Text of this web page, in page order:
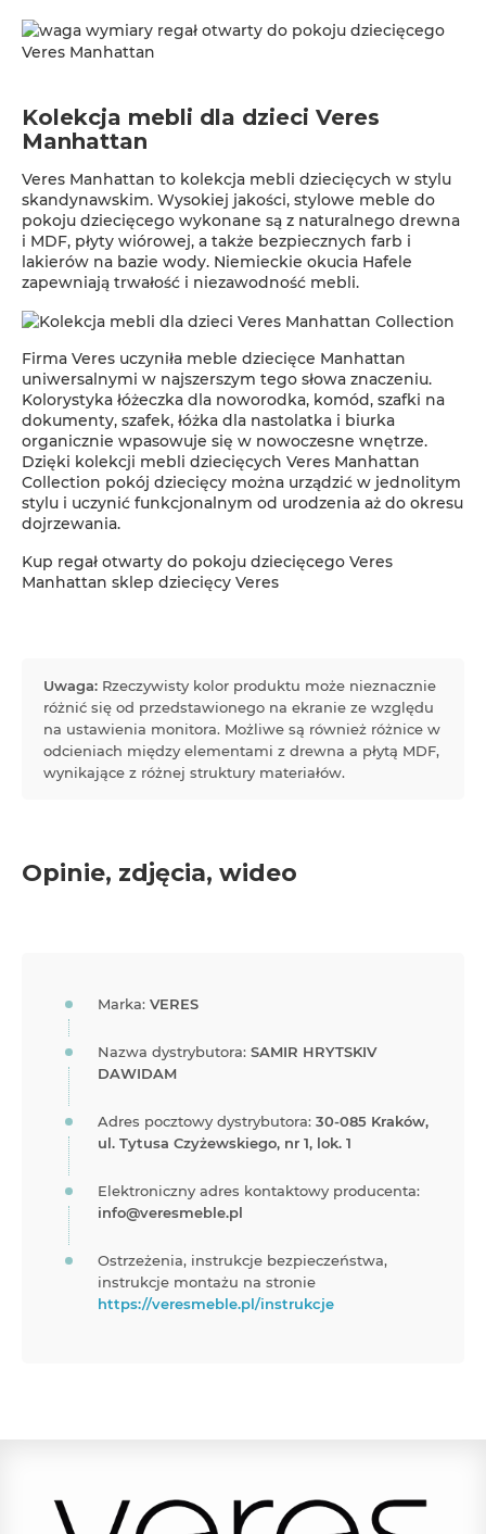
Kolekcja mebli dla dzieci Veres
Manhattan
Veres Manhattan to kolekcja mebli dziecięcych w stylu
skandynawskim. Wysokiej jakości, stylowe meble do
pokoju dziecięcego wykonane są z naturalnego drewna
i MDF, płyty wiórowej, a także bezpiecznych farb i
lakierów na bazie wody. Niemieckie okucia Hafele
zapewniają trwałość i niezawodność mebli.
Firma Veres uczyniła meble dziecięce Manhattan
uniwersalnymi w najszerszym tego słowa znaczeniu.
Kolorystyka łóżeczka dla noworodka, komód, szafki na
dokumenty, szafek, łóżka dla nastolatka i biurka
organicznie wpasowuje się w nowoczesne wnętrze.
Dzięki kolekcji mebli dziecięcych Veres Manhattan
Collection pokój dziecięcy można urządzić w jednolitym
stylu i uczynić funkcjonalnym od urodzenia aż do okresu
dojrzewania.
Kup regał otwarty do pokoju dziecięcego Veres
Manhattan sklep dziecięcy Veres
Uwaga: Rzeczywisty kolor produktu może nieznacznie
różnić się od przedstawionego na ekranie ze względu
na ustawienia monitora. Możliwe są również różnice w
odcieniach między elementami z drewna a płytą MDF,
wynikające z różnej struktury materiałów.
Opinie, zdjęcia, wideo
Marka: VERES
Nazwa dystrybutora: SAMIR HRYTSKIV
DAWIDAM
Adres pocztowy dystrybutora: 30-085 Kraków,
ul. Tytusa Czyżewskiego, nr 1, lok. 1
Elektroniczny adres kontaktowy producenta:
info@veresmeble.pl
Ostrzeżenia, instrukcje bezpieczeństwa,
instrukcje montażu na stronie
https://veresmeble.pl/instrukcje